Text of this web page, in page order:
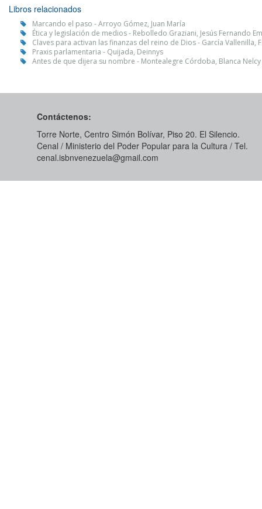
Libros relacionados
Marcando el paso - Arroyo Gómez, Juan María
Ética y legislación de medios - Rebolledo Graziani, Jesús Fernando
Claves para activan las finanzas del reino de Dios - García Vallenilla,
Praxis parlamentaria - Quijada, Deinnys
Antes de que dijera su nombre - Montealegre Córdoba, Blanca Nelcy
Contáctenos:
Torre Norte, Centro Simón Bolívar, Piso 20. El Silencio.
Cenal / Ministerio del Poder Popular para la Cultura / Tel.
cenal.isbnvenezuela@gmail.com